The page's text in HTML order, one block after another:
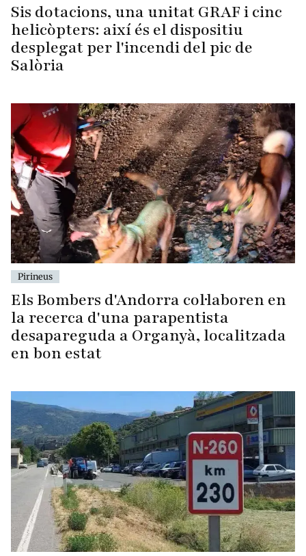
Sis dotacions, una unitat GRAF i cinc
helicòpters: així és el dispositiu
desplegat per l'incendi del pic de
Salòria
Pirineus
Els Bombers d'Andorra col·laboren en
la recerca d'una parapentista
desapareguda a Organyà, localitzada
en bon estat